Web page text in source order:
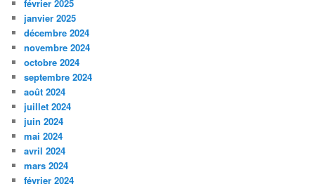
février 2025
janvier 2025
décembre 2024
novembre 2024
octobre 2024
septembre 2024
août 2024
juillet 2024
juin 2024
mai 2024
avril 2024
mars 2024
février 2024